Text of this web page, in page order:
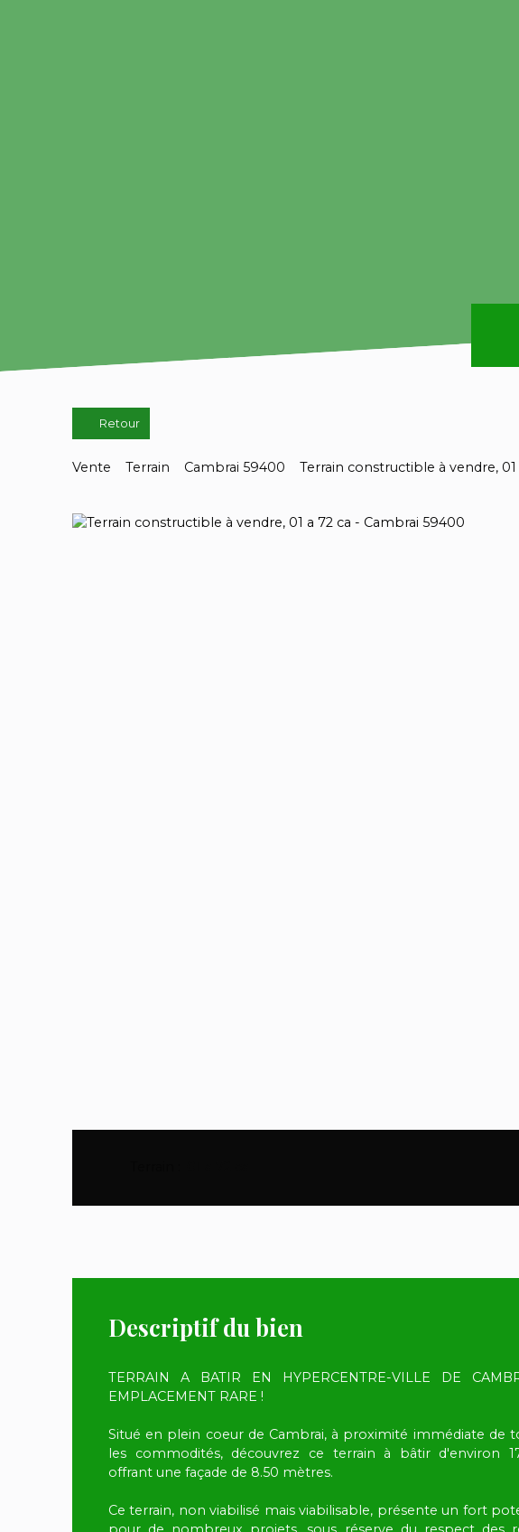
Retour
Vente Terrain Cambrai 59400 Terrain constructible à vendre,
Descriptif du bien
TERRAIN A BATIR EN HYPERCENTRE-VILLE DE
EMPLACEMENT RARE !
Situé en plein coeur de Cambrai, à proximité immédiate de
les commodités, découvrez ce terrain à bâtir d'environ
offrant une façade de 8.50 mètres.
Ce terrain, non viabilisé mais viabilisable, présente un fort